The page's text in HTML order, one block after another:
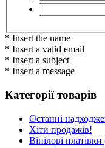
* Insert the name
* Insert a valid email
* Insert a subject
* Insert a message
Категорії товарів
Останні
Хіти продажів!
Вінілові